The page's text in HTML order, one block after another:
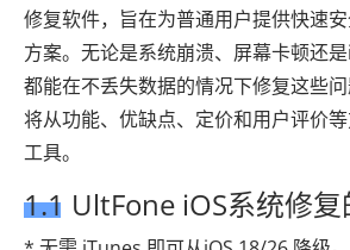
修复软件，旨在为普通用户提供快速
方案。无论是系统崩溃、屏幕卡顿还
都能在不丢失数据的情况下修复这些
将从功能、优缺点、定价和用户评价
工具。
1.1 UltFone iOS系统修